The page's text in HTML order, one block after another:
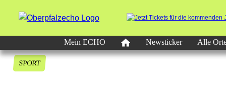
Mein ECHO
Newsticker Alle
SPORT